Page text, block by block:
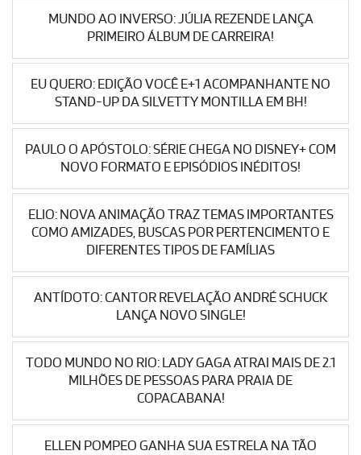
MUNDO AO INVERSO: JÚLIA REZENDE LANÇA
PRIMEIRO ÁLBUM DE CARREIRA!
EU QUERO: EDIÇÃO VOCÊ E+1 ACOMPANHANTE NO
STAND-UP DA SILVETTY MONTILLA EM BH!
PAULO O APÓSTOLO: SÉRIE CHEGA NO DISNEY+ COM
NOVO FORMATO E EPISÓDIOS INÉDITOS!
ELIO: NOVA ANIMAÇÃO TRAZ TEMAS IMPORTANTES
COMO AMIZADES, BUSCAS POR PERTENCIMENTO E
DIFERENTES TIPOS DE FAMÍLIAS
ANTÍDOTO: CANTOR REVELAÇÃO ANDRÉ SCHUCK
LANÇA NOVO SINGLE!
TODO MUNDO NO RIO: LADY GAGA ATRAI MAIS DE 2.1
MILHÕES DE PESSOAS PARA PRAIA DE
COPACABANA!
ELLEN POMPEO GANHA SUA ESTRELA NA TÃO